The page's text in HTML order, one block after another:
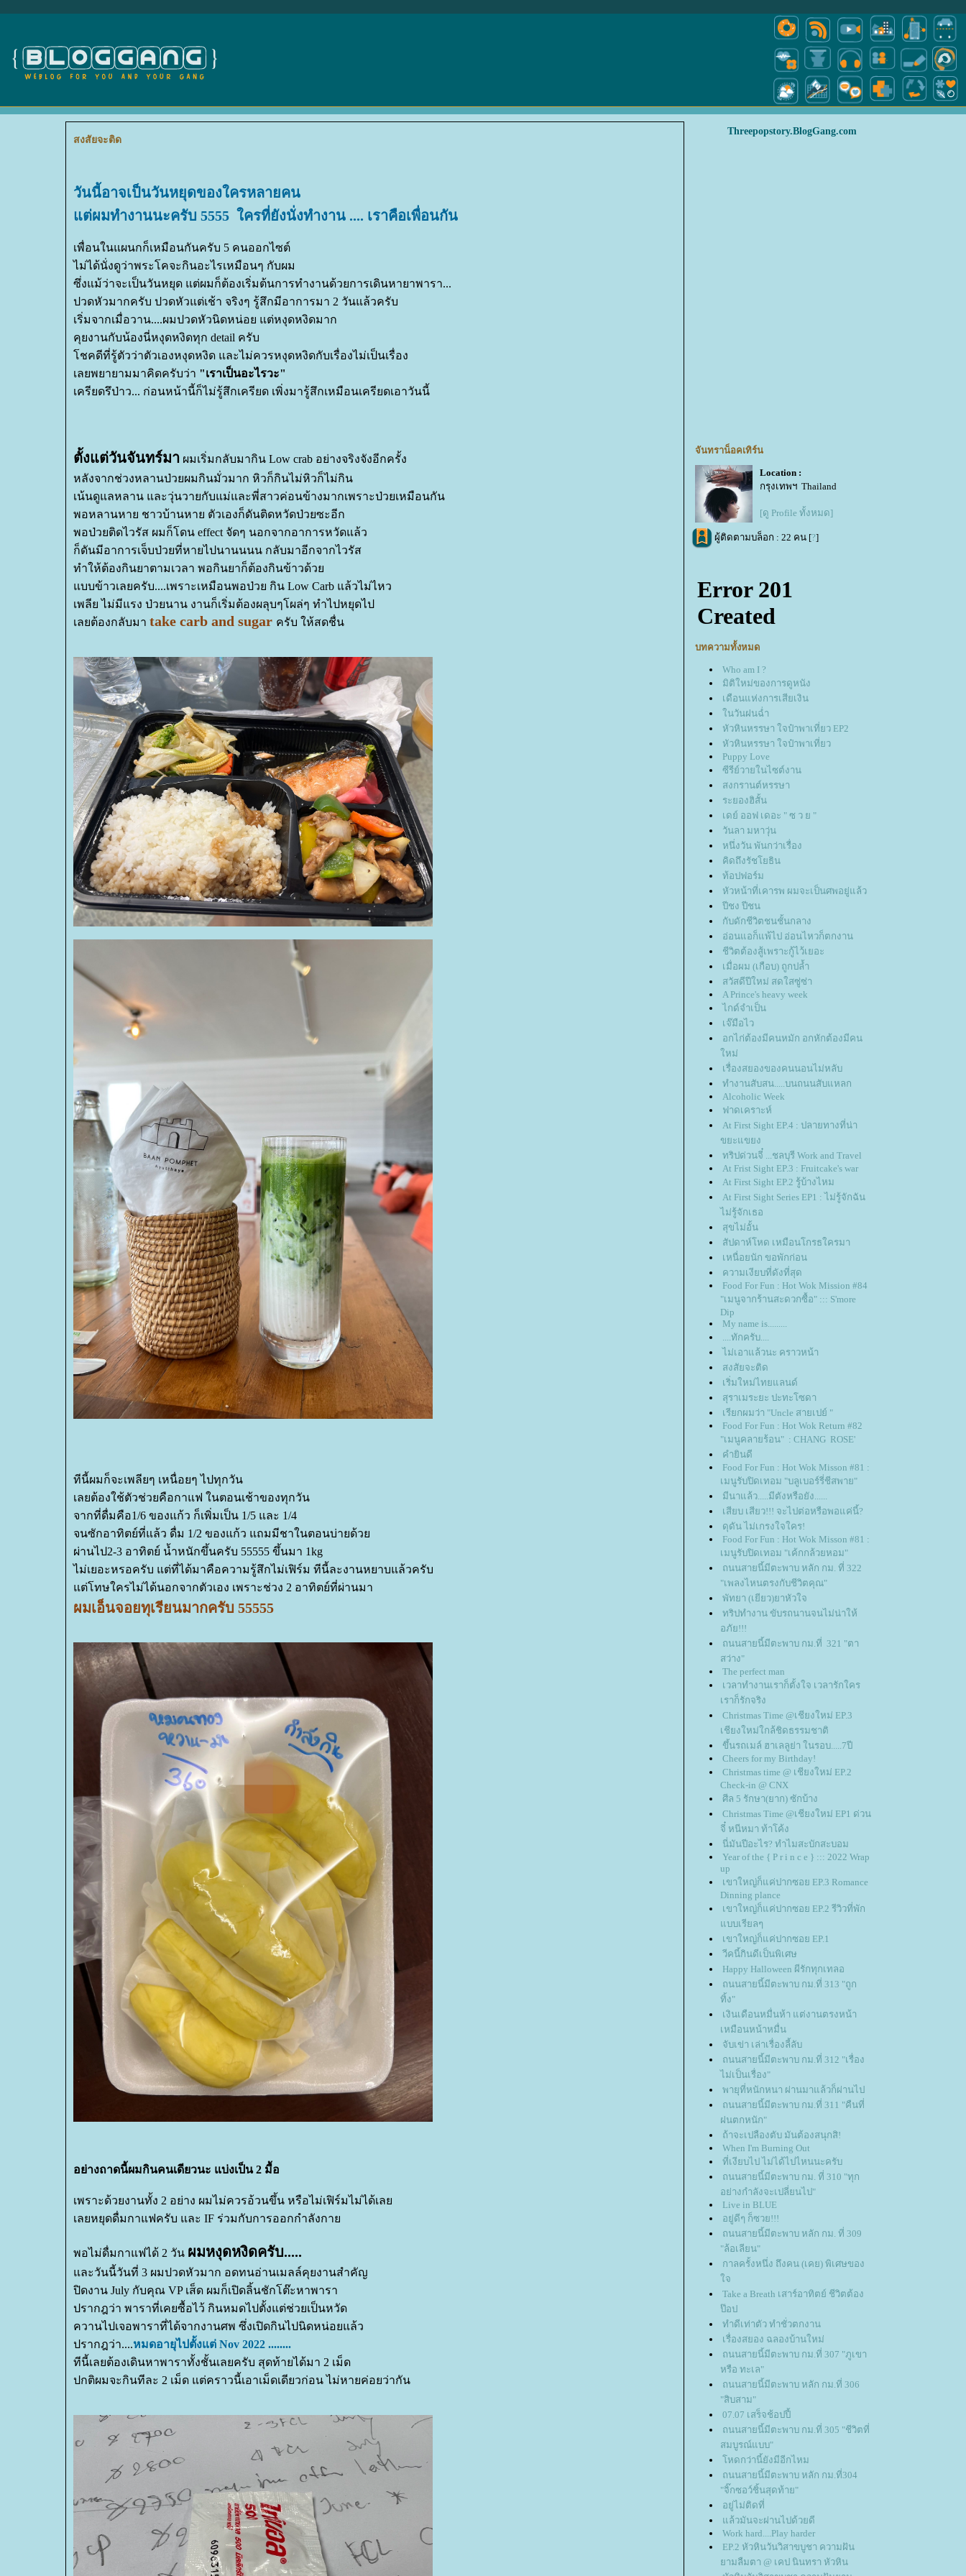
สงสัยจะติด
วันนี้อาจเป็นวันหยุดของใครหลายคน
ต่ผมทำงานนะครับ 5555 ใครที่ยังนั่งทำงาน .... เราคือเพื่อนกัน
เพื่อนในแผนกก็เหมือนกันครับ 5 คนออกไซต์
ไม่ได้นั่งดูว่าพระโคจะกินอะไรเหมือนๆ กับผม
ซึ่งแม้ว่าจะเป็นวันหยุด แต่ผมก็ต้องเริ่มต้นการทำงานด้วยการเดินหายาพารา...
ปวดหัวมากครับ ปวดหัวแต่เช้า จริงๆ รู้สึกมีอาการมา 2 วันแล้วครับ
เริ่มจากเมื่อวาน....ผมปวดหัวนิดหน่อย แต่หงุดหงิดมาก
คุยงานกับน้องนี่หงุดหงิดทุก detail ครับ
ชคดีที่รู้ตัวว่าตัวเองหงุดหงิด และไม่ควรหงุดหงิดกับเรื่องไม่เป็นเรื่อง
เลยพยายามมาคิดครับว่า "เราเป็นอะไรวะ"
เครียดรึป่าว... ก่อนหน้านี้ก็ไม่รู้สึกเครียด เพิ่งมารู้สึกเหมือนเครียดเอาวันนี้
ตั้งแต่วันจันทร์มา ผมเริ่มกลับมากิน Low crab อย่างจริงจังอีกครั้ง
หลังจากช่วงหลานป่วยผมกินมั่วมาก หิวก็กินไม่หิวก็ไม่กิน
เน้นดูแลหลาน และวุ่นวายกับแม่และพี่สาวค่อนข้างมากเพราะป่วยเหมือนกัน
พอหลานหาย ชาวบ้านหาย ตัวเองก็ดันติดหวัดป่วยซะอีก
พอป่วยติดไวรัส ผมก็โดน effect จัดๆ นอกจากอาการหวัดแล้ว
ก็ดันมีอาการเจ็บป่วยที่หายไปนานนนน กลับมาอีกจากไวรัส
ทำให้ต้องกินยาตามเวลา พอกินยาก็ต้องกินข้าวด้ว
บบข้าวเลยครับ....เพราะเหมือนพอป่วย กิน Low Carb แล้วไม่ไหว
เพลีย ไม่มีแรง ป่วยนาน งานก็เริ่มต้องผลุบๆโผล่ๆ ทำไปหยุดไป
เลยต้องกลับมา take carb and sugar ครับ ให้สดชื่น
ทีนี้ผมก็จะเพลียๆ เหนื่อยๆ ไปทุกวัน
เลยต้องใช้ตัวช่วยคือกาแฟ ในตอนเช้าของทุกวัน
จากที่ดื่มคือ1/6 ของแก้ว ก็เพิ่มเป็น 1/5 และ 1/4
จนซักอาทิตย์ที่แล้ว ดื่ม 1/2 ของแก้ว แถมมีชาในตอนบ่ายด้ว
ผ่านไป2-3 อาทิตย์ น้ำหนักขึ้นครับ 55555 ขึ้นมา 1kg
ไม่เยอะหรอครับ แต่ที่ได้มาคือความรู้สึกไม่เฟิร์ม ทีนี้ละงานหยาบแล้วครับ
ต่โทษใครไม่ได้นอกจากตัวเอง เพราะช่วง 2 อาทิตย์ที่ผ่านมา
ผมเอ็นจอยทุเรียนมากครับ 55555
อย่างถาดนี้ผมกินคนเดียวนะ แบ่งเป็น 2 มื้อ
เพราะด้วยงานทั้ง 2 อย่าง ผมไม่ควรอ้วนขึ้น หรือไม่เฟิร์มไม่ได้เล
เลยหยุดดื่มกาแฟครับ และ IF ร่วมกับการออกกำลังกา
พอไม่ดื่มกาแฟได้ 2 วัน ผมหงุดหงิดครับ.....
ละวันนี้วันที่ 3 ผมปวดหัวมาก อดทนอ่านเมลล์คุยงานสำคัญ
ปิดงาน July กับคุณ VP เส็ด ผมก็เปิดลิ้นชักโต๊ะหาพารา
ปรากฎว่า พาราที่เคยซื้อไว้ กินหมดไปตั้งแต่ช่วยเป็นหวัด
ควานไปเจอพาราที่ได้จากงานศพ ซึ่งเปิดกินไปนิดหน่อยแล้ว
ปรากฎว่า....หมดอายุไปตั้งแต่ Nov 2022 ........
ทีนี้เลยต้องเดินหาพาราทั้งชั้นเลยครับ สุดท้ายได้มา 2 เม็ด
ปกติผมจะกินทีละ 2 เม็ด แต่คราวนี้เอาเม็ดเดียวก่อน ไม่หายค่อยว่ากัน
Threepopstory.BlogGang.com
จันทราน็อคเทิร์น
Location :
กรุงเทพฯ Thailand
[ดู Profile ทั้งหมด]
ผู้ติดตามบล็อก : 22 คน [?]
บทความทั้งหมด
Who am I ?
มิติใหม่ของการดูหนัง
เดือนแห่งการเสียเงิน
นวันฝนฉ่ำ
หัวหินหรรษา ใจป๋าพาเที่ยว EP2
หัวหินหรรษา ใจป๋าพาเที่ยว
Puppy Love
ซีรีย์วายในไซต์งาน
สงกรานต์หรรษา
ระยองฮิสั้น
เดย์ ออฟ เดอะ " ซ ว ย "
วันลา มหาวุ่น
หนึ่งวัน พันกว่าเรื่อง
คิดถึงรัชโยธิน
ท้อปฟอร์ม
หัวหน้าที่เคารพ ผมจะเป็นศพอยู่แล้ว
ปีชง ปีชน
กับดักชีวิตชนชั้นกลาง
อ่อนแอก็แพ้ไป อ่อนไหวก็ตกงาน
ชีวิตต้องสู้เพราะกู้ไว้เยอะ
เมื่อผม (เกือบ) ถูกปล้ำ
สวัสดีปีใหม่ สดใสซู่ซ่า
A Prince's heavy week
ไกด์จำเป็น
เจ๊มือไว
อกไก่ต้องมีคนหมัก อกหักต้องมีคน
หม่
เรื่องสยองของคนนอนไม่หลับ
ทำงานสับสน.....บนถนนสับแหลก
Alcoholic Week
ฟาดเคราะห์
At First Sight EP.4 : ปลายทางที่น่า
ขยะแขยง
ทริปด่วนจี๋ ...ชลบุรี Work and Travel
At Frist Sight EP.3 : Fruitcake's war
At First Sight EP.2 รู้บ้างไหม
At First Sight Series EP1 : ไม่รู้จักฉัน
ไม่รู้จักเธอ
สุขไม่อั้น
สัปดาห์โหด เหมือนโกรธใครมา
เหนื่อยนัก ขอพักก่อน
ความเงียบที่ดังที่สุด
Food For Fun : Hot Wok Mission #84
"เมนูจากร้านสะดวกซื้อ" ::: S'more
Dip
My name is.........
....ทักครับ....
ไม่เอาแล้วนะ คราวหน้า
สงสัยจะติด
เริ่มใหม่ไทยแลนด์
สุราเมระยะ ปะทะโซดา
เรียกผมว่า "Uncle สายเปย์ "
Food For Fun : Hot Wok Return #82
"เมนูคลายร้อน" : CHANG ROSE'
คำยินดี
Food For Fun : Hot Wok Misson #81 :
เมนูรับปิดเทอม "บลูเบอร์รี่ชีสพาย"
มีนาแล้ว.....มีตังหรือยัง......
เสียบ เสียว!!! จะไปต่อหรือพอแค่นี้?
ดุดัน ไม่เกรงใจใคร!
Food For Fun : Hot Wok Misson #81 :
เมนูรับปิดเทอม "เค้กกล้วยหอม"
ถนนสายนี้มีตะพาบ หลัก กม. ที่ 322
"เพลงไหนตรงกับชีวิตคุณ"
พัทยา (เยียว)ยาหัวใจ
ทริปทำงาน ขับรถนานจนไม่น่าให้
อภัย!!!
ถนนสายนี้มีตะพาบ กม.ที่ 321 "ตา
สว่าง"
The perfect man
เวลาทำงานเราก็ตั้งใจ เวลารักใคร
เราก็รักจริง
Christmas Time @เชียงใหม่ EP.3
เชียงใหม่ใกล้ชิดธรรมชาติ
ขึ้นรถเมล์ ฮาเลลูย่า ในรอบ.....7ปี
Cheers for my Birthday!
Christmas time @ เชียงใหม่ EP.2
Check-in @ CNX
ศีล 5 รักษา(ยาก) ซักบ้าง
Christmas Time @เชียงใหม่ EP1 ด่วน
จี๋ หนีหมา ท้าโค้ง
นี่มันปีอะไร? ทำไมสะบักสะบอม
Year of the { P r i n c e } ::: 2022 Wrap
up
เขาใหญ่ก็แค่ปากซอย EP.3 Romance
Dinning plance
เขาใหญ่ก็แค่ปากซอย EP.2 รีวิวที่พัก
บบเรียลๆ
เขาใหญ่ก็แค่ปากซอย EP.1
วีคนี้กินดีเป็นพิเศษ
Happy Halloween ผีรักทุกเทลอ
ถนนสายนี้มีตะพาบ กม.ที่ 313 "ถูก
ทิ้ง"
เงินเดือนหมื่นห้า แต่งานตรงหน้า
เหมือนหน้าหมื่น
จับเข่า เล่าเรื่องลี้ลับ
ถนนสายนี้มีตะพาบ กม.ที่ 312 "เรื่อง
ไม่เป็นเรื่อง"
พายุที่หนักหนา ผ่านมาแล้วก็ผ่านไป
ถนนสายนี้มีตะพาบ กม.ที่ 311 "คืนที่
ฝนตกหนัก"
ถ้าจะเปลืองตับ มันต้องสนุกสิ!
When I'm Burning Out
ที่เงียบไป ไม่ได้ไปไหนนะครับ
ถนนสายนี้มีตะพาบ กม. ที่ 310 "ทุก
อย่างกำลังจะเปลี่ยนไป"
Live in BLUE
อยู่ดีๆ ก็ซวย!!!
ถนนสายนี้มีตะพาบ หลัก กม. ที่ 309
"ล้อเลียน"
กาลครั้งหนึ่ง ถึงคน (เคย) พิเศษของ
จ
Take a Breath เสาร์อาทิตย์ ชีวิตต้อง
ป๊อป
ทำดีเท่าตัว ทำชั่วตกงาน
เรื่องสยอง ฉลองบ้านใหม่
ถนนสายนี้มีตะพาบ กม.ที่ 307 "ภูเขา
หรือ ทะเล"
ถนนสายนี้มีตะพาบ หลัก กม.ที่ 306
"สิบสาม"
07.07 เสร็จช้อปปี้
ถนนสายนี้มีตะพาบ กม.ที่ 305 "ชีวิตที่
สมบูรณ์แบบ"
หดกว่านี้ยังมีอีกไหม
ถนนสายนี้มีตะพาบ หลัก กม.ที่304
"จิ๊กซอว์ชิ้นสุดท้าย"
อยู่ไม่ติดที่
ล้วมันจะผ่านไปด้วยดี
Work hard....Play harder
EP.2 หัวหินวันวิสาขบูชา ความฝัน
ามลืมตา @ เคป นินทรา หัวหิน